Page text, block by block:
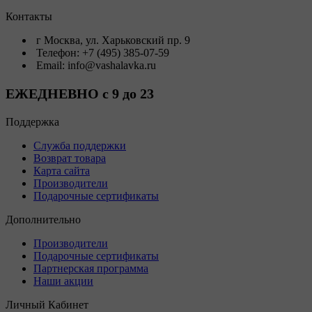
Контакты
г Москва, ул. Харьковский пр. 9
Телефон: +7 (495) 385-07-59
Email: info@vashalavka.ru
ЕЖЕДНЕВНО с 9 до 23
Поддержка
Служба поддержки
Возврат товара
Карта сайта
Производители
Подарочные сертификаты
Дополнительно
Производители
Подарочные сертификаты
Партнерская программа
Наши акции
Личный Кабинет